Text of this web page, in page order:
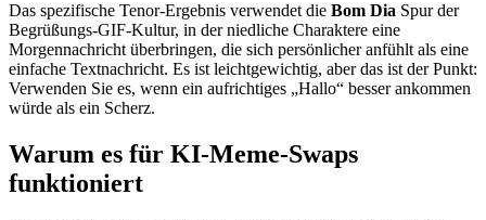
Das spezifische Tenor-Ergebnis verwendet die Bom Dia Spur der
Begrüßungs-GIF-Kultur, in der niedliche Charaktere eine
Morgennachricht überbringen, die sich persönlicher anfühlt als eine
einfache Textnachricht. Es ist leichtgewichtig, aber das ist der Punkt:
Verwenden Sie es, wenn ein aufrichtiges „Hallo“ besser ankommen
würde als ein Scherz.
Warum es für KI-Meme-Swaps
funktioniert